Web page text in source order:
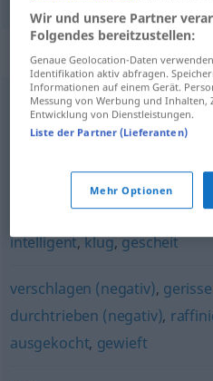
Synonyme für
pfiffig (ugs.),gescheit,
clever,aufgeweckt,
originell (geh.),findig
scharfsinnig,verständig,
intelligent,klug,gescheit
verschlagen (negativ),
durchtrieben (negativ),
ausgekocht, gewieft
Wir und unsere Partner
Folgendes bereitzustellen:
Genaue Geolocation-Daten
Identifikation aktiv abfragen.
Informationen auf einem Gerät.
Messung von Werbung und
Entwicklung von Dienstleistungen.
Liste der Partner (Lieferanten)
Mehr Optionen